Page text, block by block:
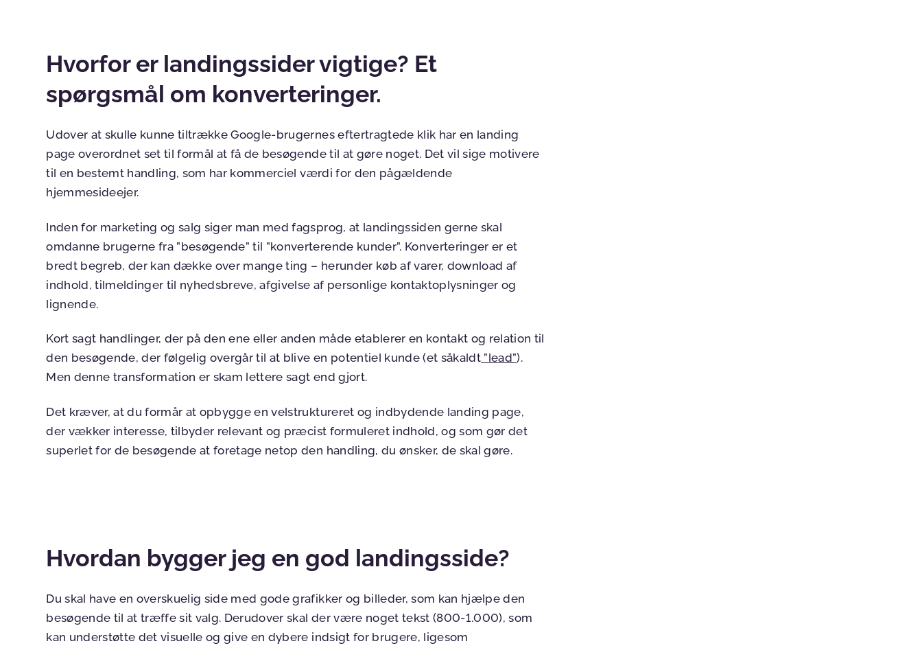
Hvorfor er landingssider vigtige? Et
spørgsmål om konverteringer.
Udover at skulle kunne tiltrække Google-brugernes eftertragtede klik har en landing
page overordnet set til formål at få de besøgende til at gørenoget. Det vil sige motivere
til en bestemt handling, som har kommerciel værdi for den pågældende
hjemmesideejer.
Inden for marketing og salg siger man med fagsprog, at landingssiden gerne skal
omdanne brugerne fra ”besøgende” til ”konverterende kunder”. Konverteringer er et
bredt begreb, der kan dække over mange ting – herunder køb af varer, download af
indhold, tilmeldinger til nyhedsbreve, afgivelse af personlige kontaktoplysninger og
lignende.
Kort sagt handlinger, der på den ene eller anden måde etablerer en kontakt og relation til
den besøgende, der følgelig overgår til at blive en potentiel kunde (et såkaldt ”lead”).
Men denne transformation er skam lettere sagt end gjort.
Det kræver, at du formår at opbygge en velstruktureret og indbydende landing page,
der vækker interesse, tilbyder relevant og præcist formuleret indhold, og som gør det
superlet for de besøgende at foretage netop den handling, du ønsker, de skal gøre.
Hvordan bygger jeg en god landingsside?
Du skal have en overskuelig side med gode grafikker og billeder, som kan hjælpe den
besøgende til at træffe sit valg. Derudover skal der være noget tekst (800-1.000), som
kan understøtte det visuelle og give en dybere indsigt for brugere, ligesom